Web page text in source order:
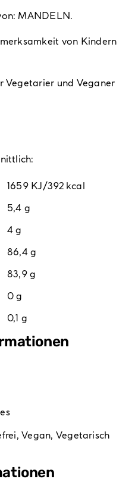
MANDELN.
von Kindern
Vegetarier und Veganer
1659KJ/392 kcal
5,4 g
4 g
86,4 g
83,9 g
0 g
0,1 g
,Vegan, Vegetarisch